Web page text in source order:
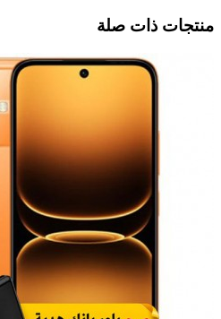
منتجات ذات صلة